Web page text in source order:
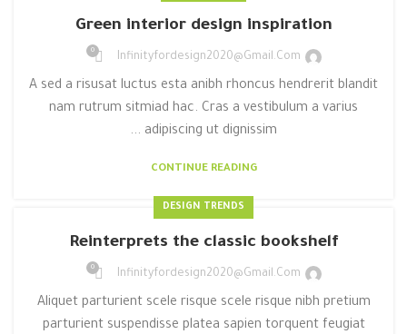
Green interior design inspiration
Infinityfordesign2020@gmail.com
0
A sed a risusat luctus esta anibh rhoncus hendrerit blandit
nam rutrum sitmiad hac. Cras a vestibulum a varius
adipiscing ut dignissim ...
CONTINUE READING
DESIGN TRENDS
Reinterprets the classic bookshelf
Infinityfordesign2020@gmail.com
0
Aliquet parturient scele risque scele risque nibh pretium
parturient suspendisse platea sapien torquent feugiat